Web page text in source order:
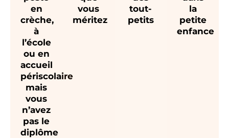
en
crèche,
à
l’école
ou en
accueil
périscolaire
mais
vous
n’avez
pas le
diplôme
vous
méritez
tout-
petits
la
petite
enfance